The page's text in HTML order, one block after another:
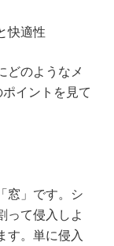
快適性
どのようなメ
イントを見て
窓」です。シ
って侵入しよ
す。単に侵入